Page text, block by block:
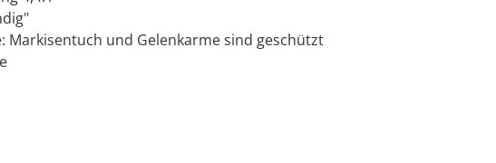
Markisentuch und Gelenkarme sind geschützt